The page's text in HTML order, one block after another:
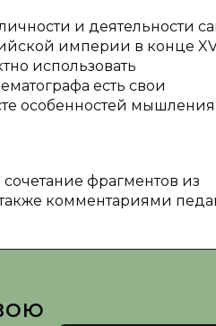
и деятельности
империи в конце
использовать
есть свои
особенностей мышления
фрагментов из
комментариями